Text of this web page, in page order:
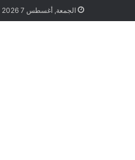
الجمعة, أغسطس 7 2026